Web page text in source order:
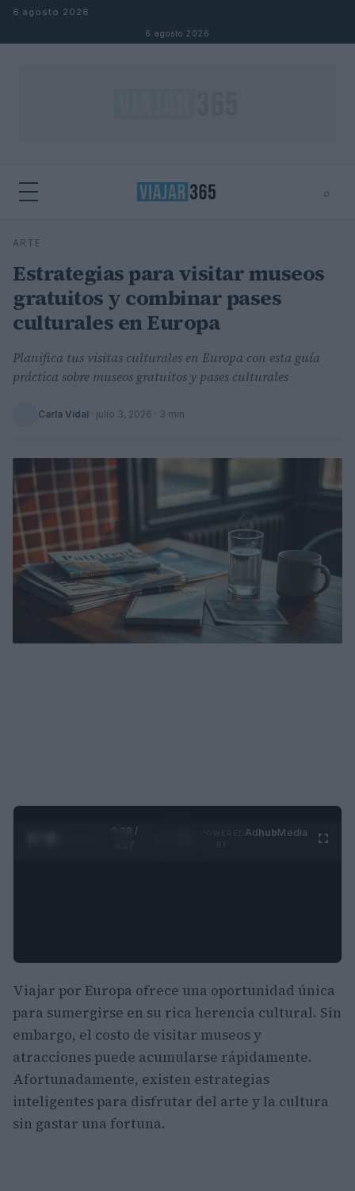
Saltar al contenido
6 agosto 2026
6 agosto 2026
⌕
Buscar
ARTE
Estrategias para visitar museos
gratuitos y combinar pases
culturales en Europa
Planifica tus visitas culturales en Europa con esta guía
práctica sobre museos gratuitos y pases culturales
Carla Vidal · julio 3, 2026 · 3 min
0:29 /
AdhubMedia
Viajar por Europa ofrece una oportunidad única
para sumergirse en su rica herencia cultural. Sin
embargo, el costo de visitar museos y
atracciones puede acumularse rápidamente.
Afortunadamente, existen estrategias
inteligentes para disfrutar del arte y la cultura
sin gastar una fortuna.